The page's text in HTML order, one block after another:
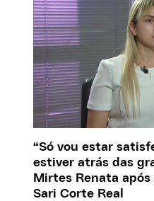
“Só vou estar
estiver atrás das
Mirtes Renata
Sari Corte Real